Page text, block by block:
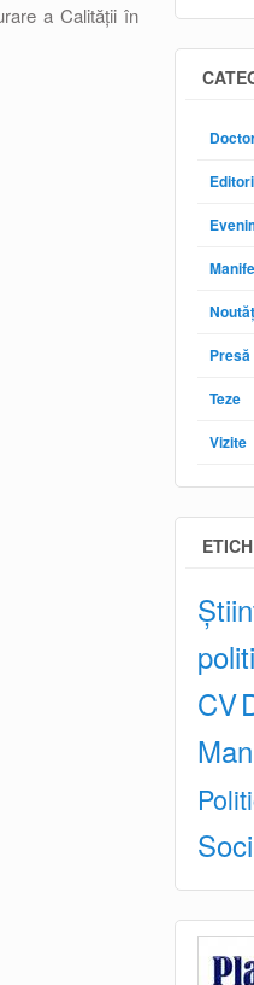
a Calității în
Presă
Teze
Vizite
CV